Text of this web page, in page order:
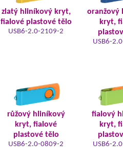
zlatý hliníkový kryt,
fialové plastové tělo
USB6-2.0-2109-2
oranžový
kryt,
USB6-
růžový hliníkový
kryt, fialové
plastové tělo
USB6-2.0-0809-2
fialový
kryt,
USB6-